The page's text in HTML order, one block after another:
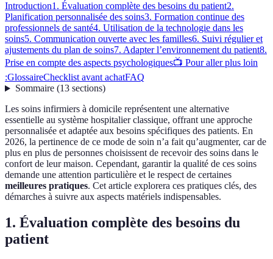
Introduction1. Évaluation complète des besoins du patient2.
Planification personnalisée des soins3. Formation continue des
professionnels de santé4. Utilisation de la technologie dans les
soins5. Communication ouverte avec les familles6. Suivi régulier et
ajustements du plan de soins7. Adapter l’environnement du patient8.
Prise en compte des aspects psychologiques📺 Pour aller plus loin
:GlossaireChecklist avant achatFAQ
Sommaire(13 sections)
Les soins infirmiers à domicile représentent une alternative
essentielle au système hospitalier classique, offrant une approche
personnalisée et adaptée aux besoins spécifiques des patients. En
2026, la pertinence de ce mode de soin n’a fait qu’augmenter, car de
plus en plus de personnes choisissent de recevoir des soins dans le
confort de leur maison. Cependant, garantir la qualité de ces soins
demande une attention particulière et le respect de certaines
meilleures pratiques. Cet article explorera ces pratiques clés, des
démarches à suivre aux aspects matériels indispensables.
1. Évaluation complète des besoins du
patient